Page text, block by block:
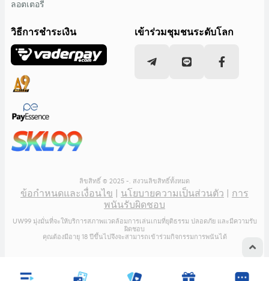
ลอตเตอรี
วิธีการชำระเงิน เข้าร่วมชุมชนระดับโลก
ลิขสิทธิ์ © 2025 -. สงวนลิขสิทธิ์ทั้งหมด
ข้อกำหนดและเงื่อนไข นโยบายความเป็นส่วนตัว
การ
พนันรับผิดชอบ
UW99 มุ่งมั่นที่จะให้บริการสภาพแวดล้อมการเล่นเกมที่ยุติธรรม ปลอดภัย และมีความรับ
ผิดชอบ
คุณต้องมีอายุ 18 ปีขึ้นไปจึงจะสามารถเข้าร่วมกิจกรรมการพนันได้